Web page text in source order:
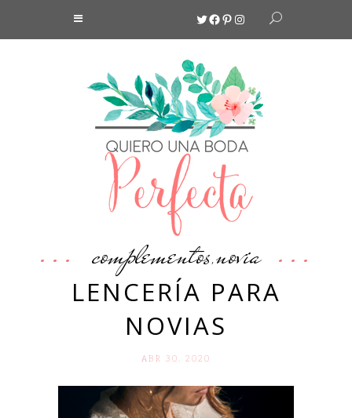
Twitter
Facebook
Pinterest
Instagram
complementos,novia
LENCERÍA PARA
NOVIAS
ABR 30. 2020